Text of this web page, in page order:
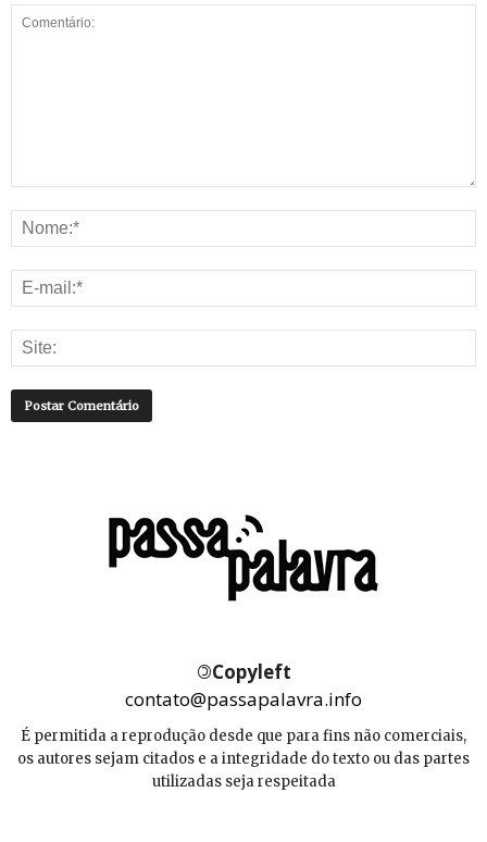
©Copyleft
contato@passapalavra.info
É permitida a reprodução desde que para fins não comerciais,
os autores sejam citados e a integridade do texto ou das partes
utilizadas seja respeitada